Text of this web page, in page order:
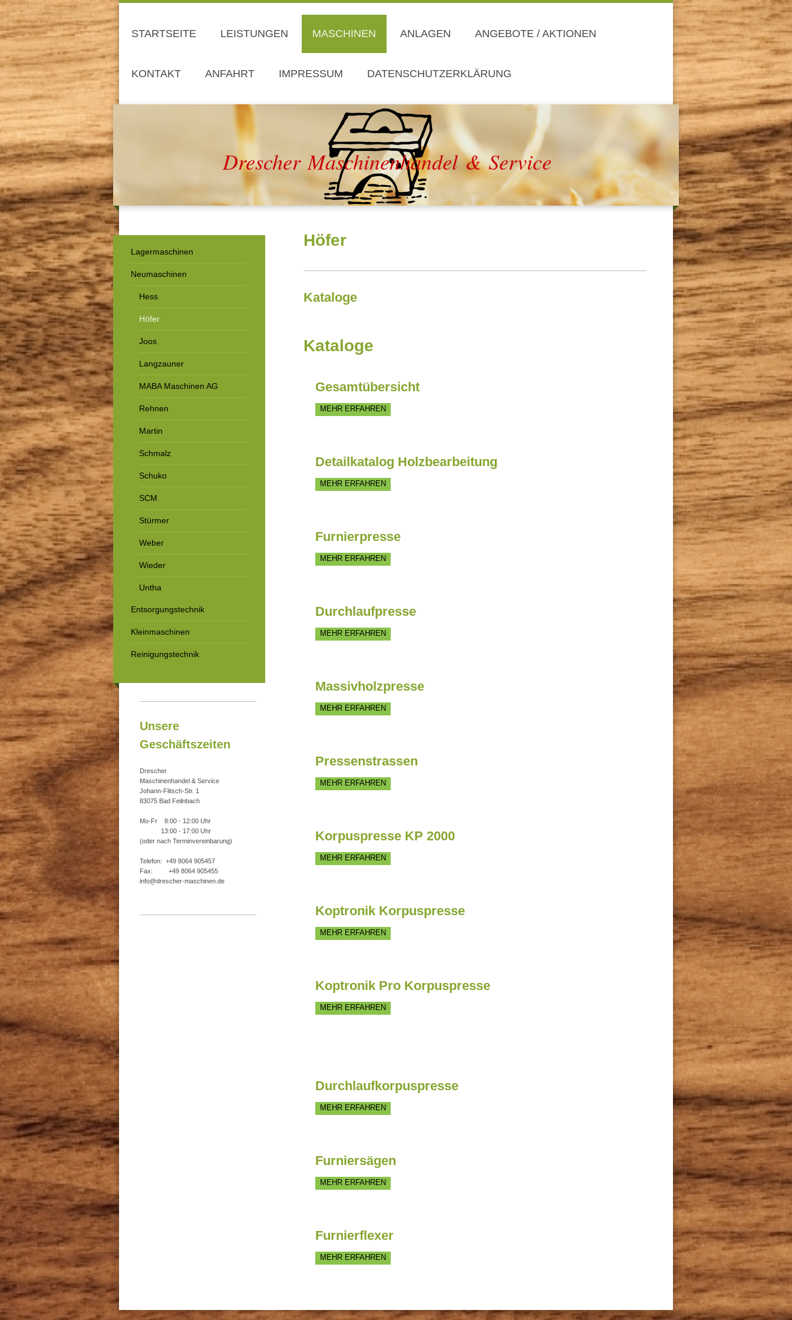
STARTSEITE LEISTUNGEN MASCHINEN ANLAGEN ANGEBOTE / AKTIONEN
KONTAKT ANFAHRT IMPRESSUM DATENSCHUTZERKLÄRUNG
Drescher Maschinenhandel & Service
Höfer
Kataloge
Kataloge
Gesamtübersicht
MEHR ERFAHREN
Detailkatalog Holzbearbeitung
MEHR ERFAHREN
Furnierpresse
MEHR ERFAHREN
Durchlaufpresse
MEHR ERFAHREN
Massivholzpresse
MEHR ERFAHREN
Pressenstrassen
MEHR ERFAHREN
Korpuspresse KP 2000
MEHR ERFAHREN
Koptronik Korpuspresse
MEHR ERFAHREN
Koptronik Pro Korpuspresse
MEHR ERFAHREN
Durchlaufkorpuspresse
MEHR ERFAHREN
Furniersägen
MEHR ERFAHREN
Furnierflexer
MEHR ERFAHREN
Lagermaschinen
Neumaschinen
Hess
Höfer
Joos
Langzauner
MABA Maschinen AG
Rehnen
Martin
Schmalz
Schuko
SCM
Stürmer
Weber
Wieder
Untha
Entsorgungstechnik
Kleinmaschinen
Reinigungstechnik
Unsere
Geschäftszeiten
Drescher
Maschinenhandel & Service
Johann-Flitsch-Str. 1
83075 Bad Feilnbach
Mo-Fr 8:00 - 12:00 Uhr
13:00 - 17:00 Uhr
(oder nach Terminvereinbarung)
Telefon: +49 8064 905457
Fax: +49 8064 905455
info@drescher-maschinen.de